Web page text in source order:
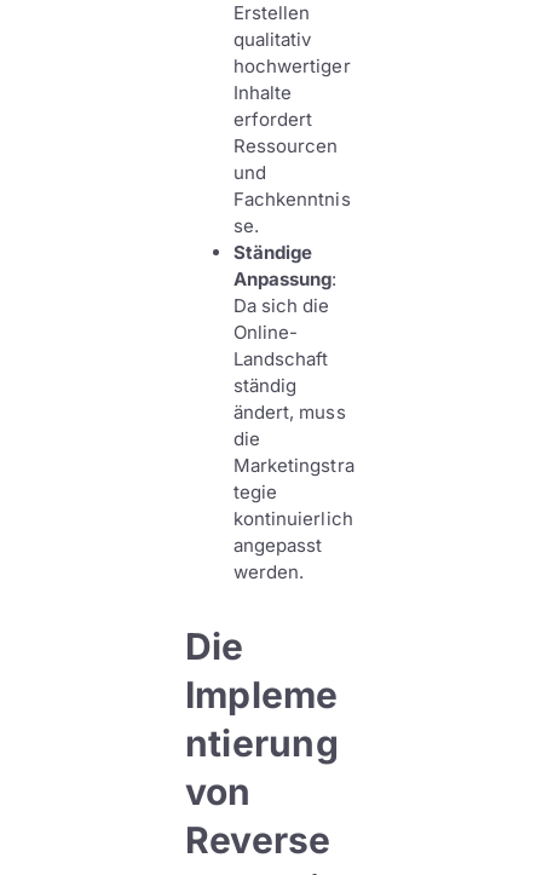
Erstellen
qualitativ
hochwertiger
Inhalte
erfordert
Ressourcen
und
Fachkenntnis
se.
Ständige
Anpassung:
Da sich die
Online-
Landschaft
ständig
ändert, muss
die
Marketingstra
tegie
kontinuierlich
angepasst
werden.
Die
Impleme
ntierung
von
Reverse